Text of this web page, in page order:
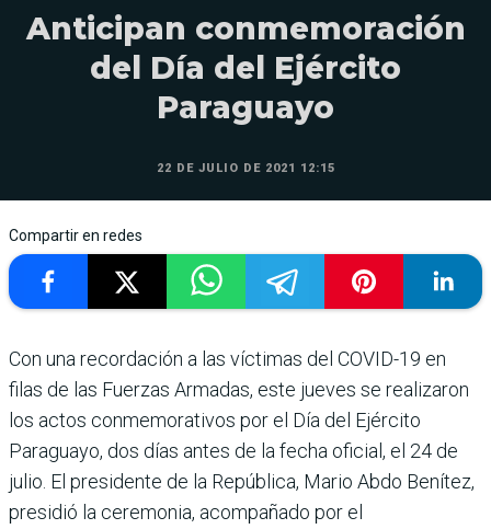
Anticipan conmemoración
del Día del Ejército
Paraguayo
22 DE JULIO DE 2021 12:15
Compartir en redes
Con una recordación a las víctimas del COVID-19 en
filas de las Fuerzas Armadas, este jueves se realizaron
los actos conmemorativos por el Día del Ejército
Paraguayo, dos días antes de la fecha oficial, el 24 de
julio. El presidente de la República, Mario Abdo Benítez,
presidió la ceremonia, acompañado por el